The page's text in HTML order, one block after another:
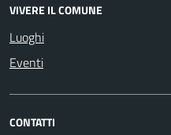
VIVERE IL COMUNE
Luoghi
Eventi
CONTATTI